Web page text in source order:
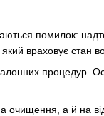
помилок:
враховує стан
процедур.
а й на